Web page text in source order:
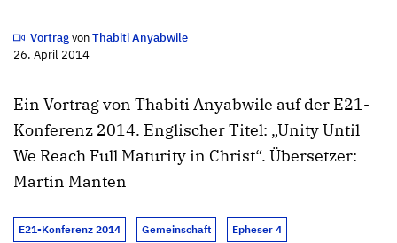
VortragvonThabiti Anyabwile
26. April 2014
Ein Vortrag von Thabiti Anyabwile auf der E21-
Konferenz 2014. Englischer Titel: „Unity Until
We Reach Full Maturity in Christ“. Übersetzer:
Martin Manten
E21-Konferenz 2014 Gemeinschaft Epheser 4